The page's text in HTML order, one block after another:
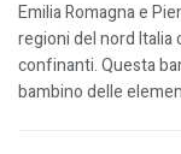
Emilia Romagna e
regioni del nord Italia
confinanti. Questa
bambino delle